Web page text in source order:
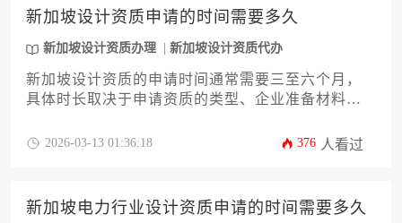
新加坡设计资质申请的时间需要多久
新加坡设计资质办理 新加坡设计资质代办
新加坡设计资质的申请时间通常需要三至六个月，
具体时长取决于申请资质的类型、企业准备材料的
新加坡开展设计业务的企业或个人而言，提前了解
2026-03-13 01:36:18 376 人看过
新加坡电力行业设计资质申请的时间需要多久